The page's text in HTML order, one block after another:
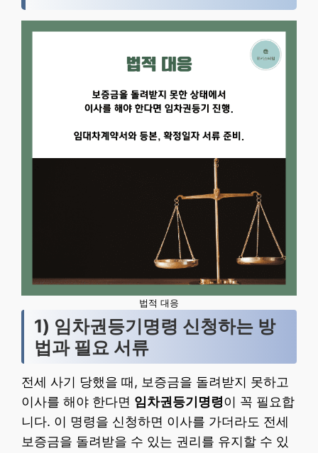
법적 대응
1) 임차권등기명령 신청하는 방
법과 필요 서류
전세 사기 당했을 때, 보증금을 돌려받지 못하고
이사를 해야 한다면 임차권등기명령이 꼭 필요합
니다. 이 명령을 신청하면 이사를 가더라도 전세
보증금을 돌려받을 수 있는 권리를 유지할 수 있